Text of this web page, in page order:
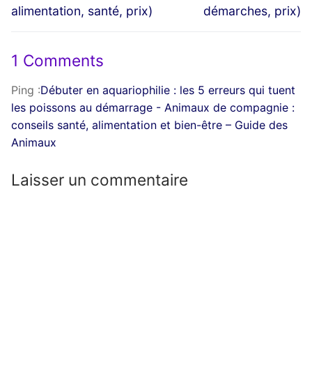
alimentation, santé, prix)
démarches, prix)
1 Comments
Ping :Débuter en aquariophilie : les 5 erreurs qui tuent
les poissons au démarrage - Animaux de compagnie :
conseils santé, alimentation et bien-être – Guide des
Animaux
Laisser un commentaire